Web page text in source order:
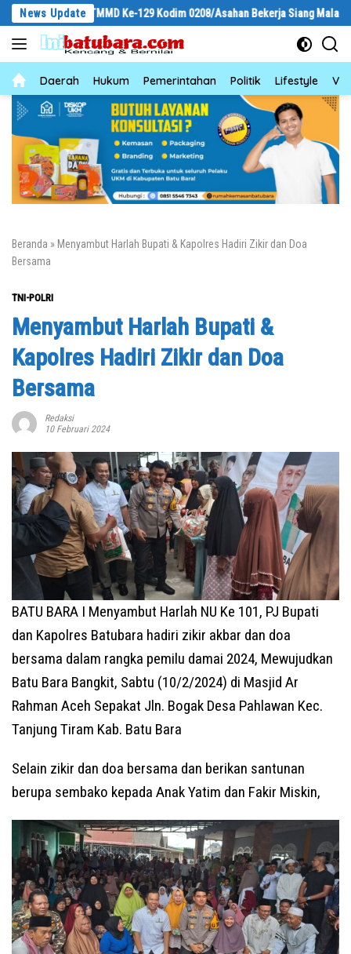
Langsung
konten
News Update
TMMD Ke-129 Kodim 0208/Asahan Bekerja Siang Malam Demi
NewsDaerah Hukum Pemerintahan Politik Lifestyle
Beranda » Menyambut Harlah Bupati & Kapolres Hadiri Zikir dan Doa
Bersama
TNI-POLRI
Menyambut Harlah Bupati &
Kapolres Hadiri Zikir dan Doa
Bersama
Redaksi
10 Februari 2024
BATU BARA I Menyambut Harlah NU Ke 101, PJ Bupati
dan Kapolres Batubara hadiri zikir akbar dan doa
bersama dalam rangka pemilu damai 2024, Mewujudkan
Batu Bara Bangkit, Sabtu (10/2/2024) di Masjid Ar
Rahman Aceh Sepakat Jln. Bogak Desa Pahlawan Kec.
Tanjung Tiram Kab. Batu Bara
Selain zikir dan doa bersama dan berikan santunan
berupa sembako kepada Anak Yatim dan Fakir Miskin,